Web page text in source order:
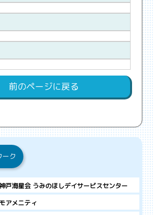
前のページに戻る
ーク
戸海星会 うみのほしデイサービスセンター
アメニティ